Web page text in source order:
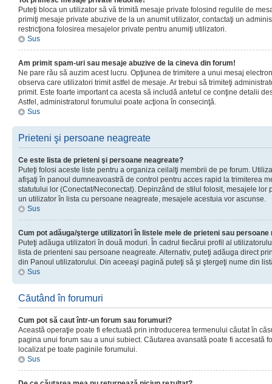
Puteţi bloca un utilizator să vă trimită mesaje private folosind regulile de
primiţi mesaje private abuzive de la un anumit utilizator, contactaţi un
restricţiona folosirea mesajelor private pentru anumiţi utilizatori.
Sus
Am primit spam-uri sau mesaje abuzive de la cineva din forum!
Ne pare rău să auzim acest lucru. Opţiunea de trimitere a unui mesaj
observa care utilizatori trimit astfel de mesaje. Ar trebui să trimiteţi
primit. Este foarte important ca acesta să includă antetul ce conţine detalii
Astfel, administratorul forumului poate acţiona în consecinţă.
Sus
Prieteni şi persoane neagreate
Ce este lista de prieteni şi persoane neagreate?
Puteţi folosi aceste liste pentru a organiza ceilalţi membrii de pe forum.
afişaţi în panoul dumneavoastră de control pentru acces rapid la trimiterea
statutului lor (Conectat/Neconectat). Depinzând de stilul folosit, mesajele lor
un utilizator în lista cu persoane neagreate, mesajele acestuia vor ascunse.
Sus
Cum pot adăuga/şterge utilizatori în listele mele de prieteni sau persoane
Puteţi adăuga utilizatori în două moduri. În cadrul fiecărui profil al
lista de prienteni sau persoane neagreate. Alternativ, puteţi adăuga direct
din Panoul utilizatorului. Din aceeaşi pagină puteţi să şi ştergeţi nume din
Sus
Căutând în forumuri
Cum pot să caut într-un forum sau forumuri?
Această operaţie poate fi efectuată prin introducerea termenului căutat în
pagina unui forum sau a unui subiect. Căutarea avansată poate fi accesată
localizat pe toate paginile forumului.
Sus